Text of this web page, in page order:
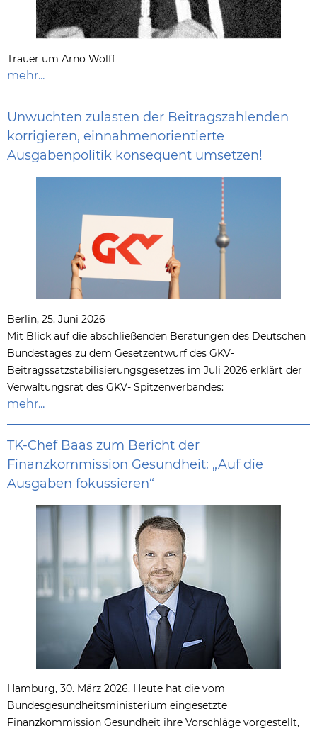
Trauer um Arno Wolff
mehr...
Unwuchten zulasten der Beitragszahlenden
korrigieren, einnahmenorientierte
Ausgabenpolitik konsequent umsetzen!
Berlin, 25. Juni 2026
Mit Blick auf die abschließenden Beratungen des Deutschen
Bundestages zu dem Gesetzentwurf des GKV-
Beitragssatzstabilisierungsgesetzes im Juli 2026 erklärt der
Verwaltungsrat des GKV- Spitzenverbandes:
mehr...
TK-Chef Baas zum Bericht der
Finanzkommission Gesundheit: „Auf die
Ausgaben fokussieren“
Hamburg, 30. März 2026. Heute hat die vom
Bundesgesundheitsministerium eingesetzte
Finanzkommission Gesundheit ihre Vorschläge vorgestellt,